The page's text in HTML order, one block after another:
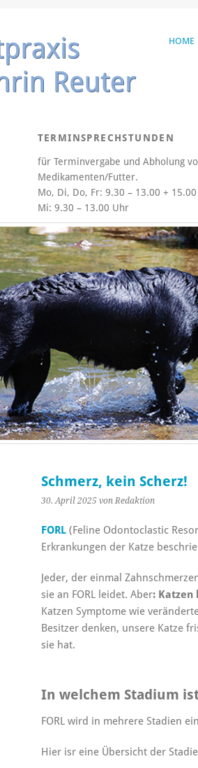
HOME
TERMINSPRECHSTUNDEN
für Terminvergabe und Abholung
Medikamenten/Futter.
Mo, Di, Do, Fr: 9.30 – 13.00 +
Mi: 9.30 – 13.00 Uhr
Schmerz, kein Scherz!
30. April 2025 von Redaktion
FORL (Feline Odontoclastic
Erkrankungen der Katze
Jeder, der einmal
sie an FORL leidet. Aber:
Katzen Symptome wie
Besitzer denken, unsere Katze
sie hat.
In welchem Stadium
FORL wird in mehrere Stadien
Hier isr eine Übersicht der